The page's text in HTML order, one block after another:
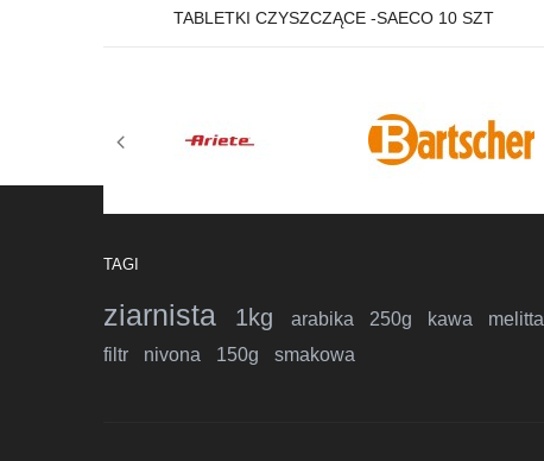
TABLETKI CZYSZCZĄCE -SAECO 10 SZT
TAGI
ziarnista 1kg arabika 250g kawa melitta
filtr nivona 150g smakowa